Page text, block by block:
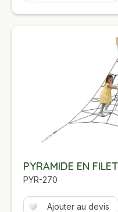
PYRAMIDE EN
PYR-270
Ajouter au devis